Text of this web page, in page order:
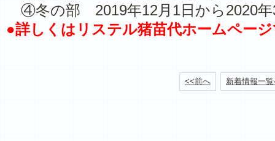
④冬の部 2019年12月1日から2020年
●詳しくはリステル猪苗代ホームペー
<<前へ 新着情報一